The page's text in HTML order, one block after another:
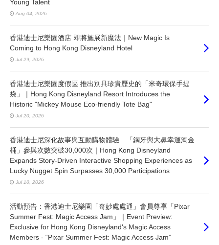
Young Talent
Aug 04, 2026
香港迪士尼樂園酒店 即將施展新魔法｜New Magic Is
Coming to Hong Kong Disneyland Hotel
Jul 29, 2026
香港迪士尼樂園度假區 推出別具珍貴歷史的「米奇環保手提
袋」｜Hong Kong Disneyland Resort Introduces the
Historic "Mickey Mouse Eco-friendly Tote Bag"
Jul 20, 2026
香港迪士尼深化故事與互動購物體驗 「鋼牙與大鼻幸運淘金
桶」參與次數突破30,000次｜Hong Kong Disneyland
Expands Story-Driven Interactive Shopping Experiences as
Lucky Nugget Spin Surpasses 30,000 Participations
Jul 10, 2026
活動預告：香港迪士尼樂園「奇妙處處通」會員尊享「Pixar
Summer Fest: Magic Access Jam」｜Event Preview:
Exclusive for Hong Kong Disneyland's Magic Access
Members - “Pixar Summer Fest: Magic Access Jam”